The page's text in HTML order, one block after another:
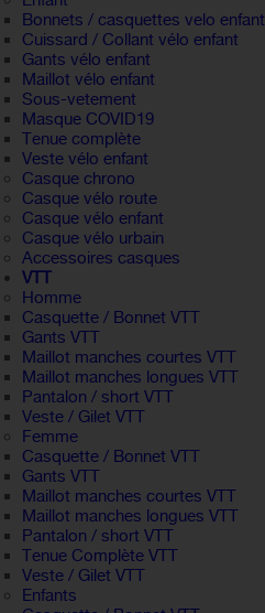
Bonnets / casquettes velo enfant
Cuissard / Collant vélo enfant
Gants vélo enfant
Maillot vélo enfant
Sous-vetement
Masque COVID19
Tenue complète
Veste vélo enfant
Casque chrono
Casque vélo route
Casque vélo enfant
Casque vélo urbain
Accessoires casques
VTT
Homme
Casquette / Bonnet VTT
Gants VTT
Maillot manches courtes VTT
Maillot manches longues VTT
Pantalon / short VTT
Veste / Gilet VTT
Femme
Casquette / Bonnet VTT
Gants VTT
Maillot manches courtes VTT
Maillot manches longues VTT
Pantalon / short VTT
Tenue Complète VTT
Veste / Gilet VTT
Enfants